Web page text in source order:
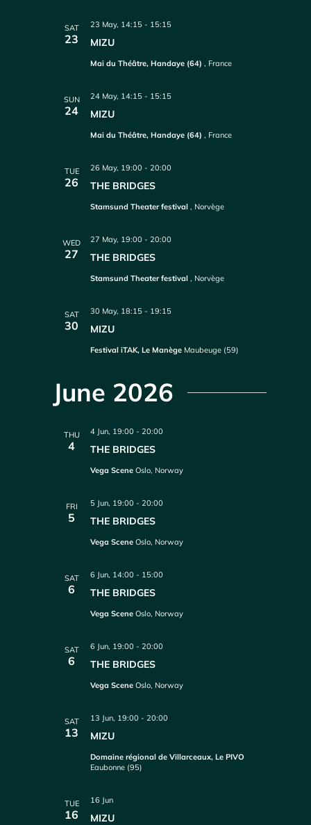
SAT
23 MIZU
23 May, 14:15 - 15:15
Mai du Théâtre, Handaye (64), France
SUN
24 MIZU
24 May, 14:15 - 15:15
Mai du Théâtre, Handaye (64), France
TUE
26 THE BRIDGES
26 May, 19:00 -20:00
Stamsund Theater festival, Norvège
WED
27 THE BRIDGES
27 May, 19:00 -20:00
Stamsund Theater festival, Norvège
SAT
30 MIZU
30 May, 18:15 - 19:15
Festival iTAK, Le Manège Maubeuge (59)
June 2026
THU
4 THE BRIDGES
4 Jun, 19:00 -20:00
Vega SceneOslo, Norway
FRI
5 THE BRIDGES
5 Jun, 19:00 -20:00
Vega SceneOslo, Norway
SAT
6 THE BRIDGES
6 Jun, 14:00 - 15:00
Vega SceneOslo, Norway
SAT
6 THE BRIDGES
6 Jun, 19:00 -20:00
Vega SceneOslo, Norway
SAT
13 MIZU
13 Jun, 19:00 -20:00
Domaine régional de Villarceaux, Le PIVO
Eaubonne (95)
TUE
16 MIZU
16 Jun